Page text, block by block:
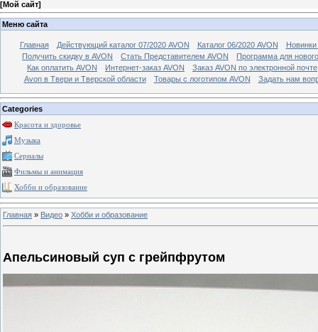
[Мой сайт]
Меню сайта
Главная Действующий каталог 07/2020 AVON Каталог 06/2020 AVON
Новинки
Получить скидку в AVON
Стать Представителем AVON
Программа для
Как оплатить AVON
Интернет-заказ AVON
Заказ AVON по электронной почте
Avon в Твери и Тверской области
Товары с логотипом AVON Задать нам
Categories
Красота и здоровье
Музыка
Сериалы
Фильмы и анимация
Хобби и образование
Главная » Видео » Хобби и образование
Апельсиновый суп с грейпфрутом